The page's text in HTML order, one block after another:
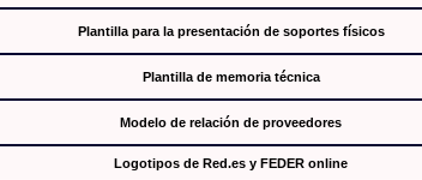
Plantilla para la presentación de soportes físicos
Plantilla de memoria técnica
Modelo de relación de proveedores
Logotipos de Red.es y FEDER online